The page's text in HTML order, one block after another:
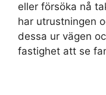
eller försöka nå
har utrustningen
dessa ur vägen
fastighet att se